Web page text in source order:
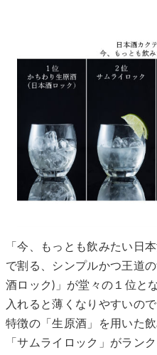
「今、もっとも飲みたい日
で割る、シンプルかつ王道
酒ロック)」が堂々の１位と
入れると薄くなりやすいの
特徴の「生原酒」を用いた
「サムライロック」がラン